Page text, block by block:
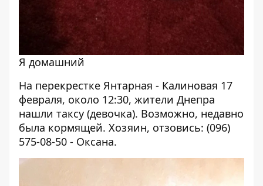
Я домашний
На перекрестке Янтарная - Калиновая 17
февраля, около 12:30, жители Днепра
нашли таксу (девочка). Возможно, недавно
была кормящей. Хозяин, отзовись: (096)
575-08-50 - Оксана.